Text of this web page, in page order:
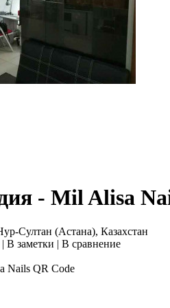
- Mil Alisa
Султан (Астана), Казахстан
| В заметки | В сравнение